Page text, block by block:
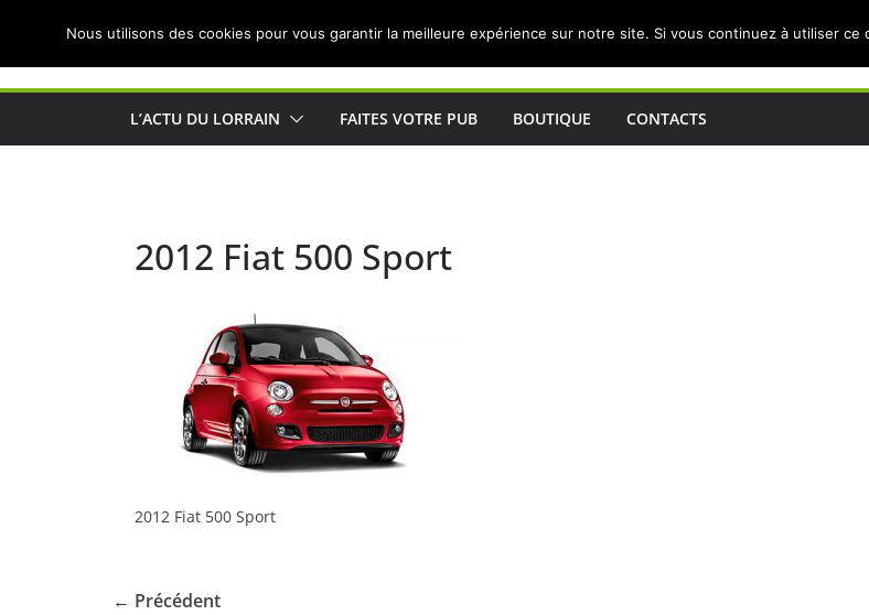
Actualités de Lorraine pour les Lorrains
L’ACTU DU LORRAIN FAITES VOTRE PUB BOUTIQUE CONTACTS
2012 Fiat 500 Sport
2012 Fiat 500 Sport
← Précédent
Nous utilisons des cookies pour vous garantir la meilleure expérience sur notre site. Si vous continuez à utiliser